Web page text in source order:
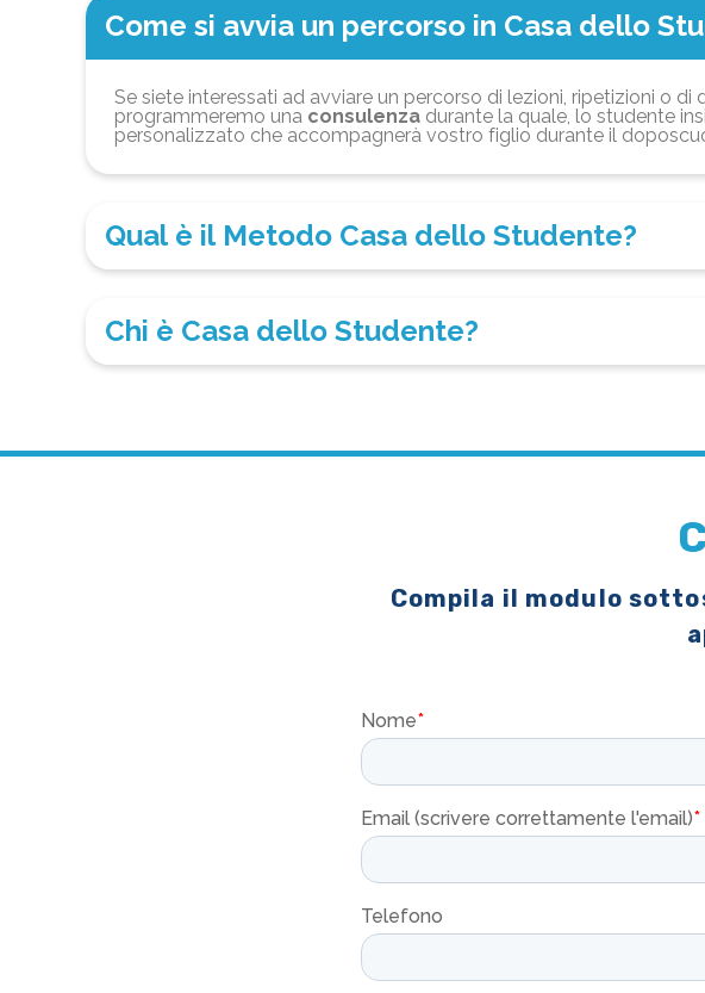
Come si avvia un percorso in Casa dello
Se siete interessati ad avviare un percorso di lezioni, ripetizioni o
programmeremo una consulenza durante la quale, lo studente
personalizzato che accompagnerà vostro figlio durante il
Qual è il Metodo Casa dello Studente?
Chi è Casa dello Studente?
Compila il modulo